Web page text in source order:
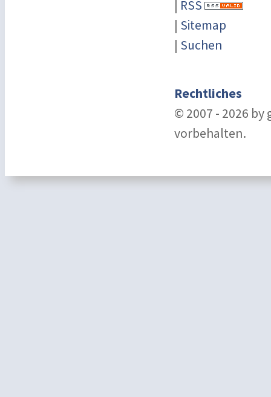
| RSS
| Sitemap
| Suchen
Rechtliches
© 2007 - 2026 by
vorbehalten.